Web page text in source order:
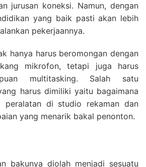
jurusan koneksi. Namun, dengan
yang baik pasti akan lebih
pekerjaannya.
hanya harus beromongan dengan
mikrofon, tetapi juga harus
multitasking. Salah satu
harus dimiliki yaitu bagaimana
peralatan di studio rekaman dan
yang menarik bakal penonton.
bakunya diolah menjadi sesuatu